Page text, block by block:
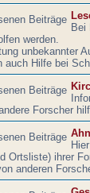
Bei
werden.
unbekannter
auch Hilfe bei
Forscher
Ortsliste) ihrer
anderen